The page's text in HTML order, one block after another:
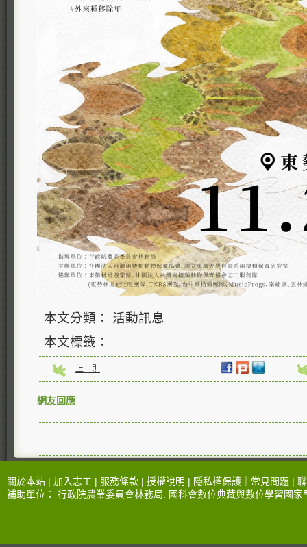
本文分類： 活動訊息
本文標籤：
上一則
網友回應
關於本站 | 加入志工 | 服務條款 | 授權說明 | 隱私權保護 常見問題 |
補助單位： 行政院農業委員會林務局 國科會數位典藏與數位學習國家